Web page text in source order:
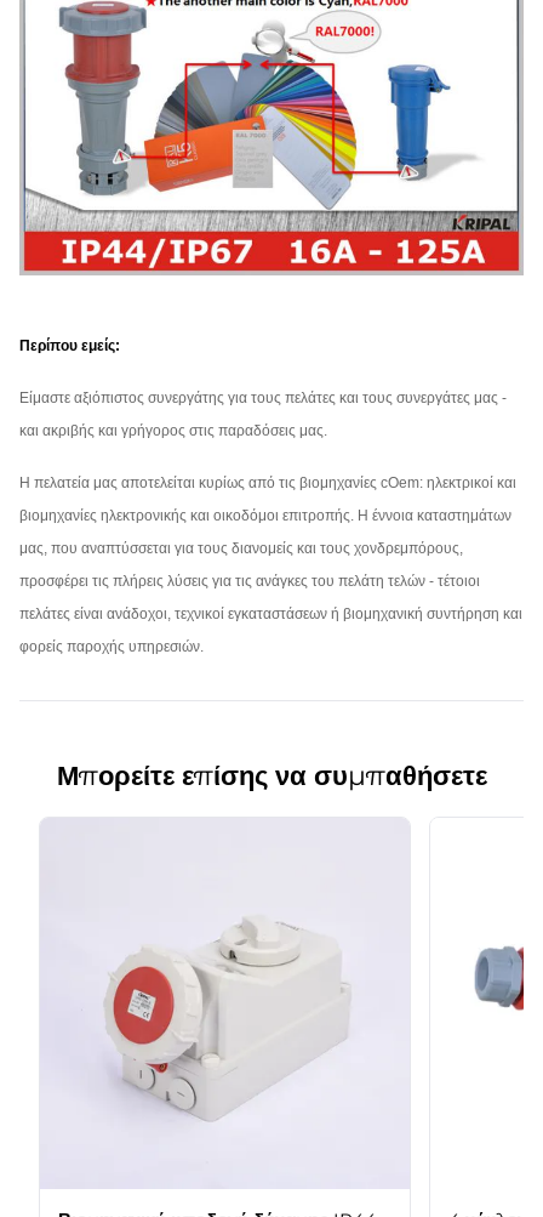
Περίπου εμείς:
Είμαστε αξιόπιστος συνεργάτης για τους πελάτες και τους συνεργάτες μας -
και ακριβής και γρήγορος στις παραδόσεις μας.
Η πελατεία μας αποτελείται κυρίως από τις βιομηχανίες cOem: ηλεκτρικοί και
βιομηχανίες ηλεκτρονικής και οικοδόμοι επιτροπής. Η έννοια καταστημάτων
μας, που αναπτύσσεται για τους διανομείς και τους χονδρεμπόρους,
προσφέρει τις πλήρεις λύσεις για τις ανάγκες του πελάτη τελών - τέτοιοι
πελάτες είναι ανάδοχοι, τεχνικοί εγκαταστάσεων ή βιομηχανική συντήρηση και
φορείς παροχής υπηρεσιών.
Μπορείτε επίσης να συμπαθήσετε